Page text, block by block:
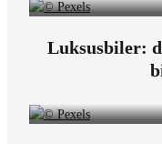
i
r
Luksusbiler: